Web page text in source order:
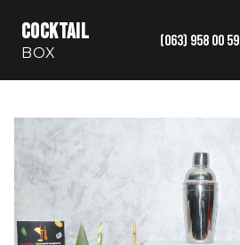
вмісту
COCKTAIL
BOX
(063) 958 00 59